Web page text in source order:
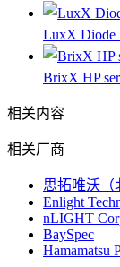
LuxX Diode
BrixX HP
相关内容
相关厂商
思拓唯沃（
Enlight
nLIGHT
BaySpec
Hamamatsu